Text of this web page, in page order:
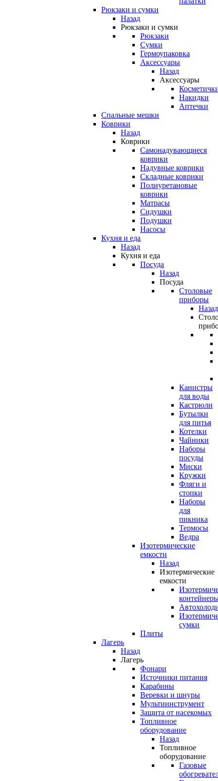
Рюкзаки и сумки
Назад
Рюкзаки и сумки
Рюкзаки
Сумки
Гермоупаковка
Аксессуары
Назад
Аксессуары
Накидки
Аптечки
Спальные мешки
Коврики
Назад
Коврики
Самонадувающиеся
коврики
Надувные коврики
Складные коврики
Полиуретановые
коврики
Матрасы
Сидушки
Подушки
Насосы
Кухня и еда
Назад
Кухня и еда
Посуда
Назад
Посуда
Столовые
приборы
Назад
Канистры
для воды
Кастрюли
Бутылки
для питья
Котелки
Чайники
Наборы
посуды
Миски
Кружки
Фляги и
стопки
Наборы
для
пикника
Термосы
Ведра
Изотермические
емкости
Назад
Изотермические
емкости
сумки
Плиты
Лагерь
Назад
Лагерь
Фонари
Источники питания
Карабины
Веревки и шнуры
Мультиинструмент
Защита от насекомых
Топливное
оборудование
Назад
Топливное
оборудование
Газовые